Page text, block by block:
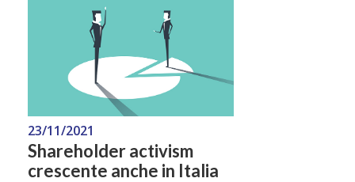
23/11/2021
Shareholder activism
crescente anche in Italia